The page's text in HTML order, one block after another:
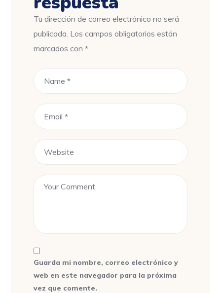
Tu dirección de correo electrónico no será
publicada. Los campos obligatorios están
marcados con*
Guarda mi nombre, correo electrónico y
web en este navegador para la próxima
vez que comente.